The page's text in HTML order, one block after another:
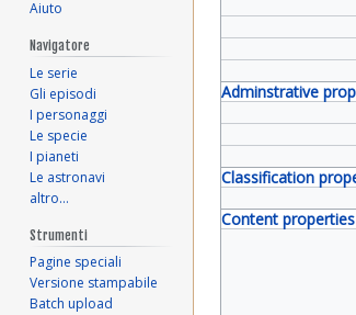
Adminstrative
Classification
Content properties
Aiuto
Navigatore
Le serie
Gli episodi
I personaggi
Le specie
I pianeti
Le astronavi
altro…
Strumenti
Pagine speciali
Versione stampabile
Batch upload